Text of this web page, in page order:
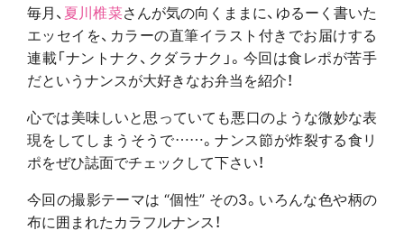
毎月、 夏川椎菜さんが気の向くままに、ゆるーく書いた
エッセイを、カラーの直筆イラスト付きでお届けする
連載「ナントナク、クダラナク」。今回は食レポが苦手
だというナンスが大好きなお弁当を紹介！
心では美味しいと思っていても悪口のような微妙な表
現をしてしまうそうで……。ナンス節が炸裂する食リ
ポをぜひ誌面でチェックして下さい！
今回の撮影テーマは “個性” その3。いろんな色や柄の
布に囲まれたカラフルナンス！